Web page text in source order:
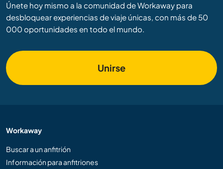
Únete hoy mismo a la comunidad de Workaway para
desbloquear experiencias de viaje únicas, con más de 50
000 oportunidades en todo el mundo.
Unirse
Workaway
Buscar a un anfitrión
Información para anfitriones